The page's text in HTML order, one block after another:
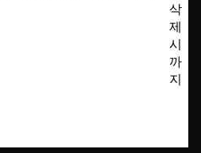
삭
제
시
까
지